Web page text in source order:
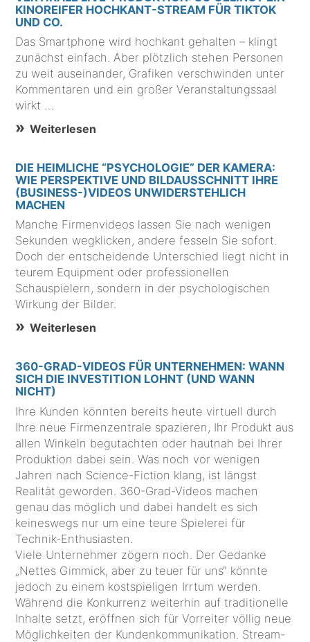
KINOREIFER HOCHKANT-STREAM FÜR TIKTOK
UND CO.
Das Smartphone wird hochkant gehalten – klingt
zunächst einfach. Aber plötzlich stehen Personen
zu weit auseinander, Grafiken verschwinden unter
Kommentaren und ein großer Veranstaltungssaal
wirkt …
Weiterlesen
DIE HEIMLICHE “PSYCHOLOGIE” DER KAMERA:
WIE PERSPEKTIVE UND BILDAUSSCHNITT IHRE
(BUSINESS-)VIDEOS UNWIDERSTEHLICH
MACHEN
Manche Firmenvideos lassen Sie nach wenigen
Sekunden wegklicken, andere fesseln Sie sofort.
Doch der entscheidende Unterschied liegt nicht in
teurem Equipment oder professionellen
Schauspielern, sondern in der psychologischen
Wirkung der Bilder.
Weiterlesen
360-GRAD-VIDEOS FÜR UNTERNEHMEN: WANN
SICH DIE INVESTITION LOHNT (UND WANN
NICHT)
Ihre Kunden könnten bereits heute virtuell durch
Ihre neue Firmenzentrale spazieren, Ihr Produkt aus
allen Winkeln begutachten oder hautnah bei Ihrer
Produktion dabei sein. Was noch vor wenigen
Jahren nach Science-Fiction klang, ist längst
Realität geworden. 360-Grad-Videos machen
genau das möglich und dabei handelt es sich
keineswegs nur um eine teure Spielerei für
Technik-Enthusiasten.
Viele Unternehmer zögern noch. Der Gedanke
„Nettes Gimmick, aber zu teuer für uns“ könnte
jedoch zu einem kostspieligen Irrtum werden.
Während die Konkurrenz weiterhin auf traditionelle
Inhalte setzt, eröffnen sich für Vorreiter völlig neue
Möglichkeiten der Kundenkommunikation. Stream-